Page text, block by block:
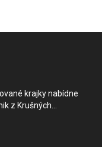
krajky nabídne
z Krušných...